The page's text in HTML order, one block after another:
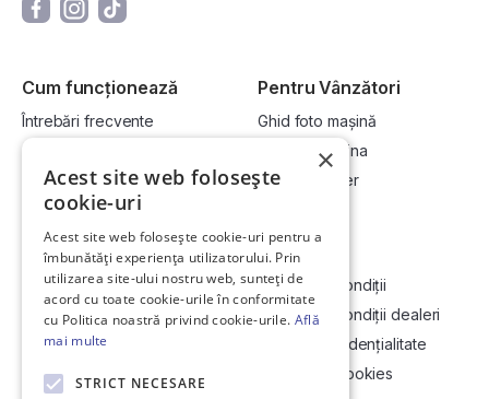
Cum funcționează
Întrebări frecvente
Cum vând la licitație?
Pentru Vânzători
Ghid foto mașină
Vinde-ți mașina
Devino dealer
Link-uri utile
Informații utile vizionare
Contact
Soluționarea Online a litigiilor
ANCP
Compania
Termeni și condiții
Termeni și condiții dealeri
Politică confidențialitate
Politica de cookies
×
Acest site web folosește
cookie-uri
Acest site web folosește cookie-uri pentru a
îmbunătăți experiența utilizatorului. Prin
utilizarea site-ului nostru web, sunteți de
acord cu toate cookie-urile în conformitate
cu Politica noastră privind cookie-urile. Află
mai multe
STRICT NECESARE